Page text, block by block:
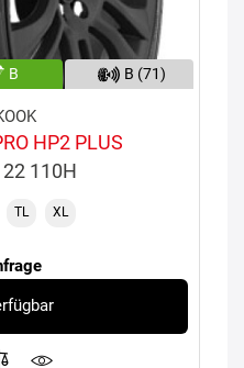
B B (71)
HP2 PLUS
110H
TL XL